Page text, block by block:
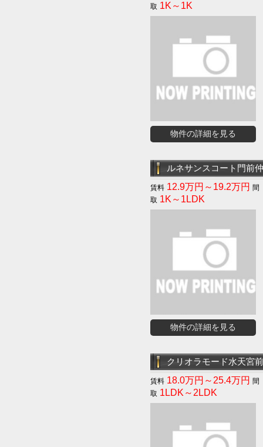
1K～1K
物件の詳細を見る
ルネサンスコート門前
12.9万円～19.2万円
1K～1LDK
物件の詳細を見る
クリオラモード水天宮前
18.0万円～25.4万円
1LDK～2LDK